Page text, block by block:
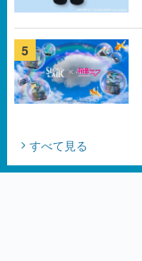
5
すべて見る